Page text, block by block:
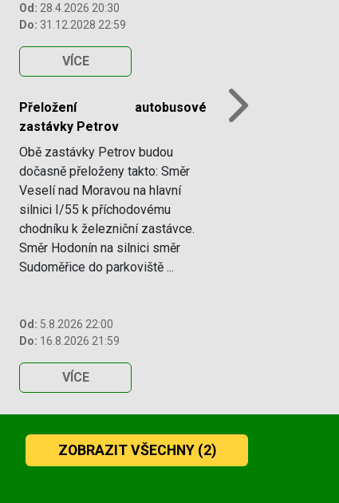
Od: 28.4.2026 20:30
Do: 31.12.2028 22:59
VÍCE
Přeložení autobusové
zastávky Petrov
Obě zastávky Petrov budou
dočasně přeloženy takto: Směr
Veselí nad Moravou na hlavní
silnici I/55 k příchodovému
chodníku k železniční zastávce.
Směr Hodonín na silnici směr
Sudoměřice do parkoviště ...
Od: 5.8.2026 22:00
Do: 16.8.2026 21:59
VÍCE
ZOBRAZIT VŠECHNY(2)